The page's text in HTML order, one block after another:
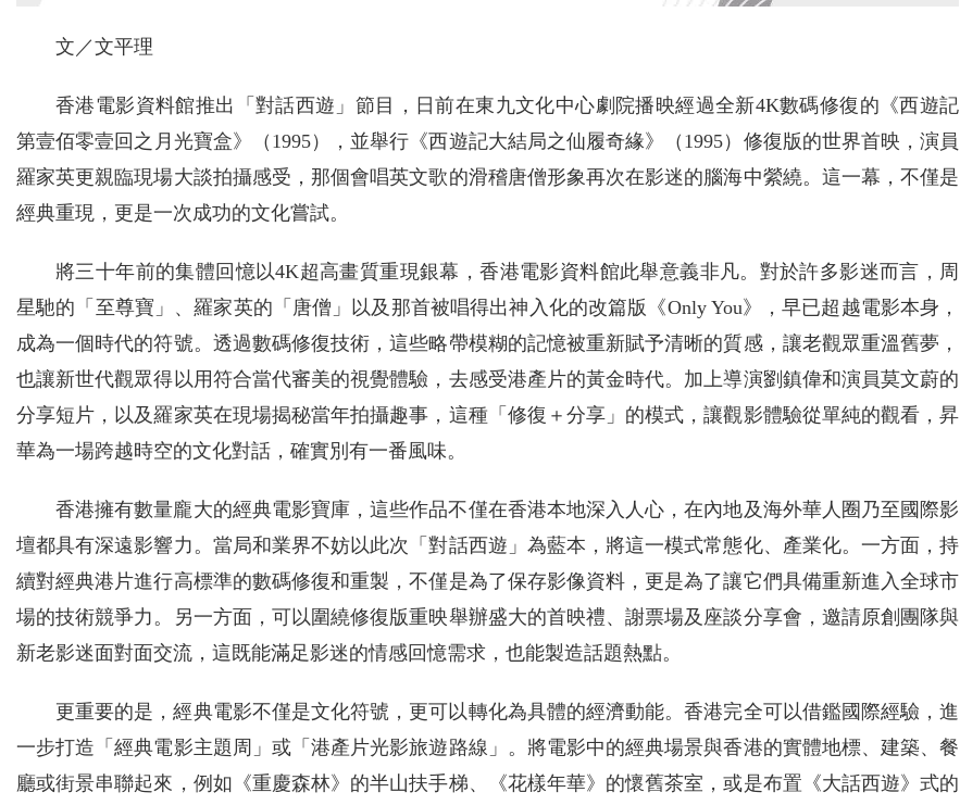
文／文平理
香港電影資料館推出「對話西遊」節目，日前在東九文化中心劇院播映經過全新4K數碼修復的《西遊記
第壹佰零壹回之月光寶盒》（1995），並舉行《西遊記大結局之仙履奇緣》（1995）修復版的世界首映，演員
羅家英更親臨現場大談拍攝感受，那個會唱英文歌的滑稽唐僧形象再次在影迷的腦海中縈繞。這一幕，不僅是
經典重現，更是一次成功的文化嘗試。
將三十年前的集體回憶以4K超高畫質重現銀幕，香港電影資料館此舉意義非凡。對於許多影迷而言，周
星馳的「至尊寶」、羅家英的「唐僧」以及那首被唱得出神入化的改篇版《Only You》，早已超越電影本身，
成為一個時代的符號。透過數碼修復技術，這些略帶模糊的記憶被重新賦予清晰的質感，讓老觀眾重溫舊夢，
也讓新世代觀眾得以用符合當代審美的視覺體驗，去感受港產片的黃金時代。加上導演劉鎮偉和演員莫文蔚的
分享短片，以及羅家英在現場揭秘當年拍攝趣事，這種「修復＋分享」的模式，讓觀影體驗從單純的觀看，昇
華為一場跨越時空的文化對話，確實別有一番風味。
香港擁有數量龐大的經典電影寶庫，這些作品不僅在香港本地深入人心，在內地及海外華人圈乃至國際影
壇都具有深遠影響力。當局和業界不妨以此次「對話西遊」為藍本，將這一模式常態化、產業化。一方面，持
續對經典港片進行高標準的數碼修復和重製，不僅是為了保存影像資料，更是為了讓它們具備重新進入全球市
場的技術競爭力。另一方面，可以圍繞修復版重映舉辦盛大的首映禮、謝票場及座談分享會，邀請原創團隊與
新老影迷面對面交流，這既能滿足影迷的情感回憶需求，也能製造話題熱點。
更重要的是，經典電影不僅是文化符號，更可以轉化為具體的經濟動能。香港完全可以借鑑國際經驗，進
一步打造「經典電影主題周」或「港產片光影旅遊路線」。將電影中的經典場景與香港的實體地標、建築、餐
廳或街景串聯起來，例如《重慶森林》的半山扶手梯、《花樣年華》的懷舊茶室，或是布置《大話西遊》式的